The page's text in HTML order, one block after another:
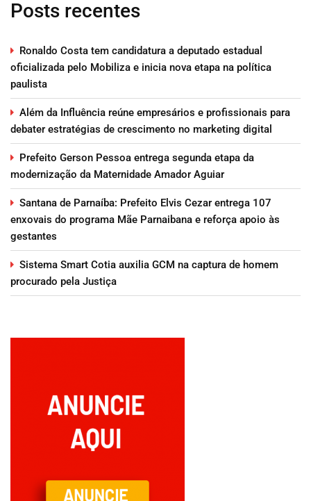
Posts recentes
Ronaldo Costa tem candidatura a deputado estadual
oficializada pelo Mobiliza e inicia nova etapa na política
paulista
Além da Influência reúne empresários e profissionais para
debater estratégias de crescimento no marketing digital
Prefeito Gerson Pessoa entrega segunda etapa da
modernização da Maternidade Amador Aguiar
Santana de Parnaíba: Prefeito Elvis Cezar entrega 107
enxovais do programa Mãe Parnaibana e reforça apoio às
gestantes
Sistema Smart Cotia auxilia GCM na captura de homem
procurado pela Justiça